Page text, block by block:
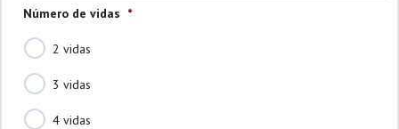
Número de vidas *
2 vidas
3 vidas
4 vidas